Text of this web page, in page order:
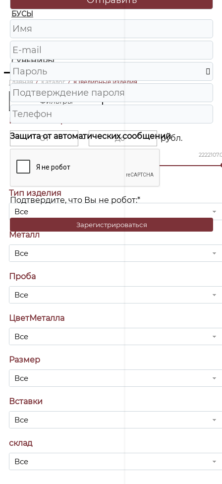
БУСЫ
ЧАСЫ
ШКАТУЛКИ
СУВЕНИРЫ
Главная / Каталог / Ювелирные изделия
Фильтры
Розничная цена
-
рубл.
Тип изделия
Все
Металл
Все
Проба
Все
ЦветМеталла
Все
Размер
Все
Вставки
Все
склад
Все
Защита от автоматических сообщений
Подтвердите, что Вы не робот:*
Зарегистрироваться